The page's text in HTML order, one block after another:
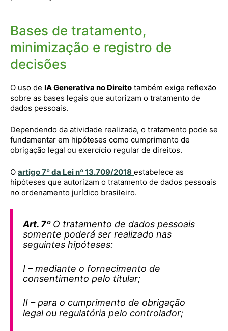
Bases de tratamento,
minimização e registro de
decisões
O uso de IA Generativa no Direito também exige reflexão
sobre as bases legais que autorizam o tratamento de
dados pessoais.
Dependendo da atividade realizada, o tratamento pode se
fundamentar em hipóteses como cumprimento de
obrigação legal ou exercício regular de direitos.
O artigo 7º da Lei nº 13.709/2018 estabelece as
hipóteses que autorizam o tratamento de dados pessoais
no ordenamento jurídico brasileiro.
Art. 7º O tratamento de dados pessoais
somente poderá ser realizado nas
seguintes hipóteses:
I – mediante o fornecimento de
consentimento pelo titular;
II – para o cumprimento de obrigação
legal ou regulatória pelo controlador;